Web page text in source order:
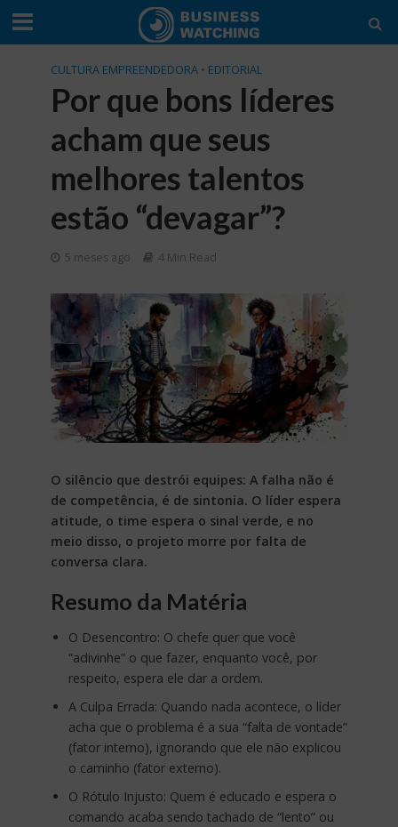
CULTURA EMPREENDEDORA • EDITORIAL
Por que bons líderes
acham que seus
melhores talentos
estão “devagar”?
5 meses ago 4 Min Read
O silêncio que destrói equipes: A falha não é
de competência, é de sintonia. O líder espera
atitude, o time espera o sinal verde, e no
meio disso, o projeto morre por falta de
conversa clara.
Resumo da Matéria
O Desencontro: O chefe quer que você
“adivinhe” o que fazer, enquanto você, por
respeito, espera ele dar a ordem.
A Culpa Errada: Quando nada acontece, o líder
acha que o problema é a sua “falta de vontade”
(fator interno), ignorando que ele não explicou
o caminho (fator externo).
O Rótulo Injusto: Quem é educado e espera o
comando acaba sendo tachado de “lento” ou